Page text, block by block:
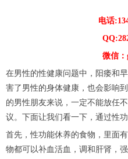
电话
微信：
在男性的性健康问题中，阳痿和
害了男性的身体健康，也会影响
的男性朋友来说，一定不能放任
议。下面让我们看一下，通过性
首先，性功能休养的食物，里面
物都可以补血活血，调和肝肾，